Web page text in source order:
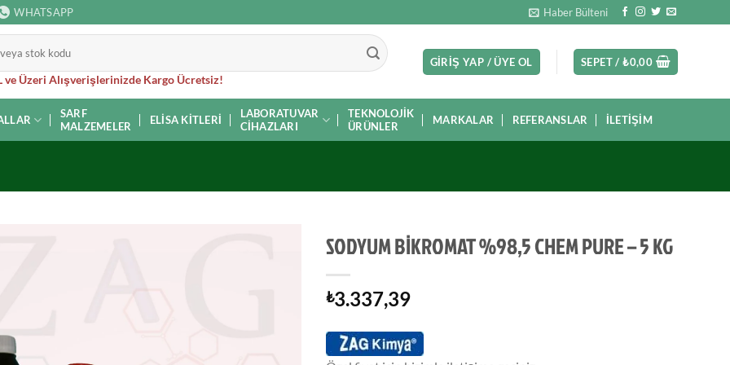
WHATSAPP Haber Bülteni
ve Üzeri Alışverişlerinizde Kargo Ücretsiz!
GIRIŞ YAP / ÜYE OL SEPET /₺0,00
SARF
MALZEMELER
ELISA KITLERI
LABORATUVAR
CIHAZLARI
TEKNOLOJIK
ÜRÜNLER
MARKALAR REFERANSLAR İLETIŞIM
SODYUM BİKROMAT %98,5 CHEM PURE – 5 KG
₺3.337,39